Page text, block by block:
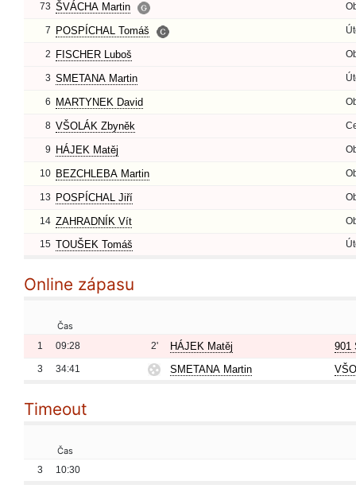
73 ŠVÁCHA Martin
7 POSPÍCHAL Tomáš
2 FISCHER Luboš
3 SMETANA Martin
6 MARTYNEK David
8 VŠOLÁK Zbyněk
9 HÁJEK Matěj
10 BEZCHLEBA Martin
13 POSPÍCHAL Jiří
14 ZAHRADNÍK Vít
15 TOUŠEK Tomáš
Online zápasu
Čas
1
09:28 2' HÁJEK Matěj 901
3 34:41 SMETANA Martin
Timeout
Čas
3
10:30